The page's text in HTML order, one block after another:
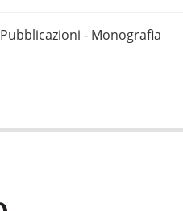
Pubblicazioni - Monografia